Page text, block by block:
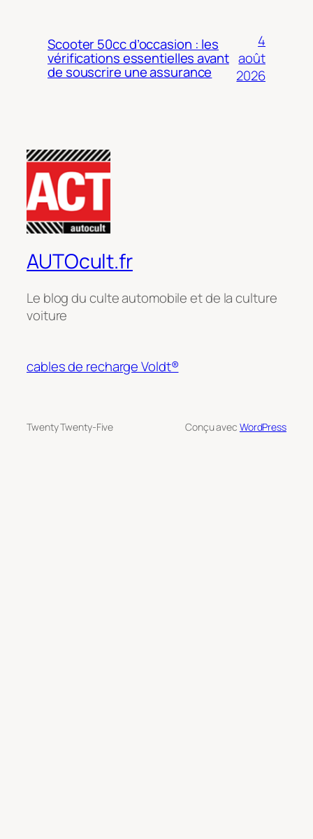
Scooter 50cc d’occasion : les
vérifications essentielles avant
de souscrire une assurance
4
août
2026
AUTOcult.fr
Le blog du culte automobile et de la culture
voiture
cables de recharge Voldt®
Twenty Twenty-Five Conçu avec WordPress